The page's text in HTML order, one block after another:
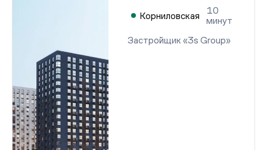
Корниловская
10
минут
Застройщик «3s Group»